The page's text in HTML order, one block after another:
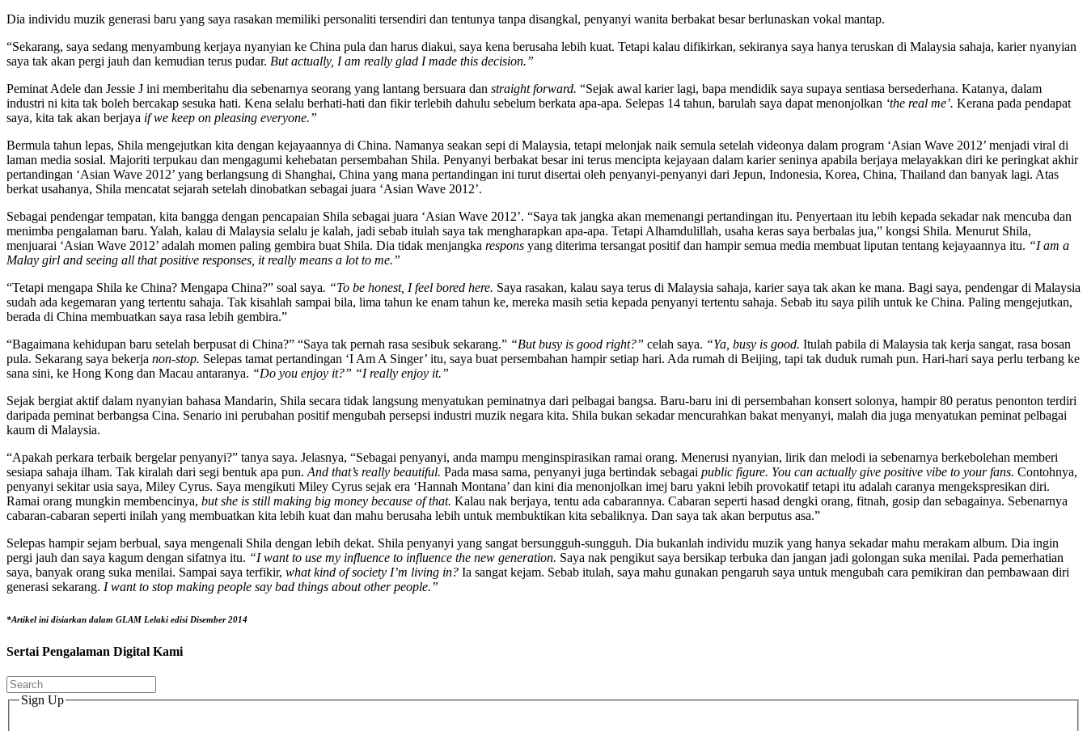
Dia individu muzik generasi baru yang saya rasakan memiliki personaliti tersendiri dan tentunya tanpa disangkal, penyanyi wanita berbakat besar berlunaskan vokal mantap.
“Sekarang, saya sedang menyambung kerjaya nyanyian ke China pula dan harus diakui, saya kena berusaha lebih kuat. Tetapi kalau difikirkan, sekiranya saya hanya teruskan di Malaysia sahaja, karier nyanyian
saya tak akan pergi jauh dan kemudian terus pudar. But actually, I am really glad I made this decision.”
Peminat Adele dan Jessie J ini memberitahu dia sebenarnya seorang yang lantang bersuara dan straight forward. “Sejak awal karier lagi, bapa mendidik saya supaya sentiasa bersederhana. Katanya, dalam
industri ni kita tak boleh bercakap sesuka hati. Kena selalu berhati-hati dan fikir terlebih dahulu sebelum berkata apa-apa. Selepas 14 tahun, barulah saya dapat menonjolkan ‘the real me’. Kerana pada pendapat
saya, kita tak akan berjaya if we keep on pleasing everyone.”
Bermula tahun lepas, Shila mengejutkan kita dengan kejayaannya di China. Namanya seakan sepi di Malaysia, tetapi melonjak naik semula setelah videonya dalam program ‘Asian Wave 2012’ menjadi viral di
laman media sosial. Majoriti terpukau dan mengagumi kehebatan persembahan Shila. Penyanyi berbakat besar ini terus mencipta kejayaan dalam karier seninya apabila berjaya melayakkan diri ke peringkat akhir
pertandingan ‘Asian Wave 2012’ yang berlangsung di Shanghai, China yang mana pertandingan ini turut disertai oleh penyanyi-penyanyi dari Jepun, Indonesia, Korea, China, Thailand dan banyak lagi. Atas
berkat usahanya, Shila mencatat sejarah setelah dinobatkan sebagai juara ‘Asian Wave 2012’.
Sebagai pendengar tempatan, kita bangga dengan pencapaian Shila sebagai juara ‘Asian Wave 2012’. “Saya tak jangka akan memenangi pertandingan itu. Penyertaan itu lebih kepada sekadar nak mencuba dan
menimba pengalaman baru. Yalah, kalau di Malaysia selalu je kalah, jadi sebab itulah saya tak mengharapkan apa-apa. Tetapi Alhamdulillah, usaha keras saya berbalas jua,” kongsi Shila. Menurut Shila,
menjuarai ‘Asian Wave 2012’ adalah momen paling gembira buat Shila. Dia tidak menjangka respons yang diterima tersangat positif dan hampir semua media membuat liputan tentang kejayaannya itu. “I am a
Malay girl and seeing all that positive responses, it really means a lot to me.”
“Tetapi mengapa Shila ke China? Mengapa China?” soal saya. “To be honest, I feel bored here. Saya rasakan, kalau saya terus di Malaysia sahaja, karier saya tak akan ke mana. Bagi saya, pendengar di Malaysia
sudah ada kegemaran yang tertentu sahaja. Tak kisahlah sampai bila, lima tahun ke enam tahun ke, mereka masih setia kepada penyanyi tertentu sahaja. Sebab itu saya pilih untuk ke China. Paling mengejutkan,
berada di China membuatkan saya rasa lebih gembira.”
“Bagaimana kehidupan baru setelah berpusat di China?” “Saya tak pernah rasa sesibuk sekarang.” “But busy is good right?” celah saya. “Ya, busy is good. Itulah pabila di Malaysia tak kerja sangat, rasa bosan
pula. Sekarang saya bekerja non-stop. Selepas tamat pertandingan ‘I Am A Singer’ itu, saya buat persembahan hampir setiap hari. Ada rumah di Beijing, tapi tak duduk rumah pun. Hari-hari saya perlu terbang ke
sana sini, ke Hong Kong dan Macau antaranya. “Do you enjoy it?” “I really enjoy it.”
Sejak bergiat aktif dalam nyanyian bahasa Mandarin, Shila secara tidak langsung menyatukan peminatnya dari pelbagai bangsa. Baru-baru ini di persembahan konsert solonya, hampir 80 peratus penonton terdiri
daripada peminat berbangsa Cina. Senario ini perubahan positif mengubah persepsi industri muzik negara kita. Shila bukan sekadar mencurahkan bakat menyanyi, malah dia juga menyatukan peminat pelbagai
kaum di Malaysia.
“Apakah perkara terbaik bergelar penyanyi?” tanya saya. Jelasnya, “Sebagai penyanyi, anda mampu menginspirasikan ramai orang. Menerusi nyanyian, lirik dan melodi ia sebenarnya berkebolehan memberi
sesiapa sahaja ilham. Tak kiralah dari segi bentuk apa pun. And that’s really beautiful. Pada masa sama, penyanyi juga bertindak sebagai public figure. You can actually give positive vibe to your fans. Contohnya,
penyanyi sekitar usia saya, Miley Cyrus. Saya mengikuti Miley Cyrus sejak era ‘Hannah Montana’ dan kini dia menonjolkan imej baru yakni lebih provokatif tetapi itu adalah caranya mengekspresikan diri.
Ramai orang mungkin membencinya, but she is still making big money because of that. Kalau nak berjaya, tentu ada cabarannya. Cabaran seperti hasad dengki orang, fitnah, gosip dan sebagainya. Sebenarnya
cabaran-cabaran seperti inilah yang membuatkan kita lebih kuat dan mahu berusaha lebih untuk membuktikan kita sebaliknya. Dan saya tak akan berputus asa.”
Selepas hampir sejam berbual, saya mengenali Shila dengan lebih dekat. Shila penyanyi yang sangat bersungguh-sungguh. Dia bukanlah individu muzik yang hanya sekadar mahu merakam album. Dia ingin
pergi jauh dan saya kagum dengan sifatnya itu. “I want to use my influence to influence the new generation. Saya nak pengikut saya bersikap terbuka dan jangan jadi golongan suka menilai. Pada pemerhatian
saya, banyak orang suka menilai. Sampai saya terfikir, what kind of society I’m living in? Ia sangat kejam. Sebab itulah, saya mahu gunakan pengaruh saya untuk mengubah cara pemikiran dan pembawaan diri
generasi sekarang. I want to stop making people say bad things about other people.”
*Artikel ini disiarkan dalam GLAM Lelaki edisi Disember 2014
Sertai Pengalaman Digital Kami
Sign Up